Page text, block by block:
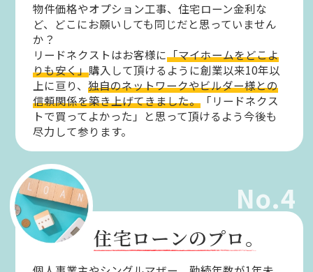
物件価格やオプション工事、住宅ローン金利な
ど、どこにお願いしても同じだと思っていません
か？
リードネクストはお客様に「マイホームをどこよ
りも安く」購入して頂けるように創業以来10年以
上に亘り、独自のネットワークやビルダー様との
信頼関係を築き上げてきました。 「リードネクス
トで買ってよかった」と思って頂けるよう今後も
尽力して参ります。
No.4
住宅ローンのプロ。